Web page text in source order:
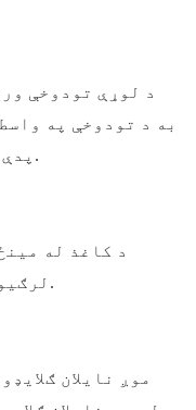
د لوړې تودوخې
به د تودوخې په
پدې توګه د فلزي لرګیو دانه جوړوي.
د کاغذ له
لرګیو دانه په چوکاټ کې جوړه شوې ده.
موږ نایلان